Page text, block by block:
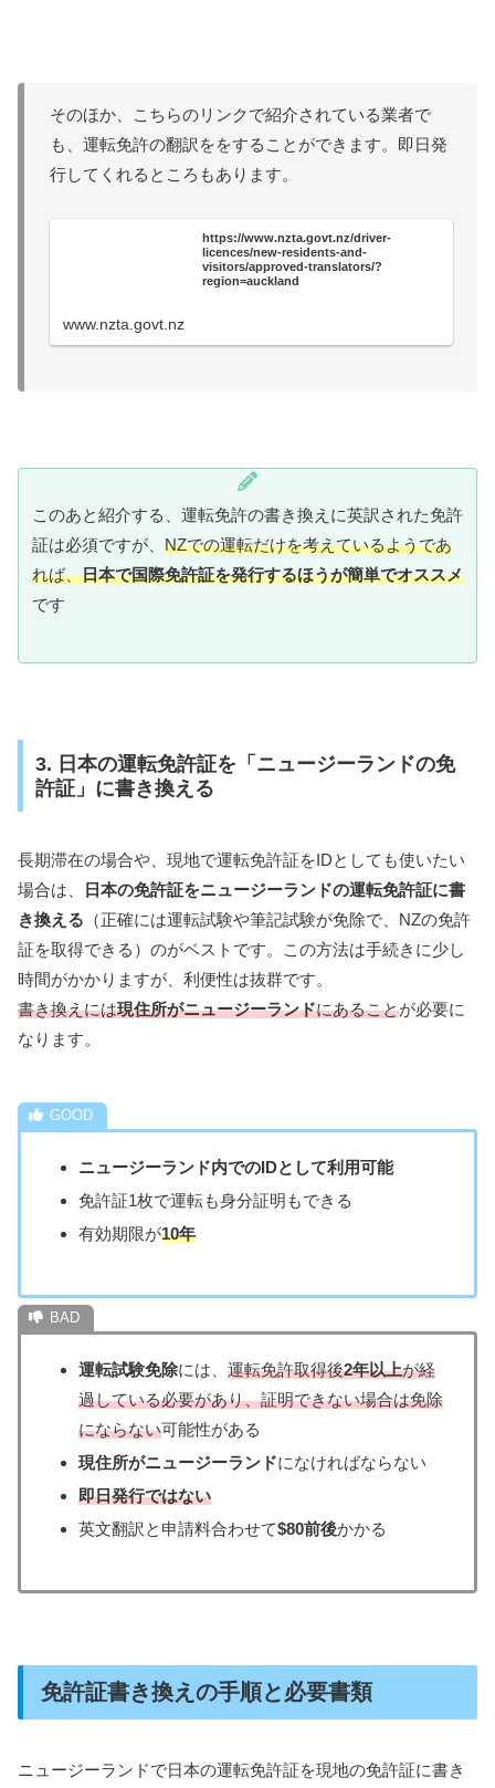
そのほか、こちらのリンクで紹介されている業者で
も、運転免許の翻訳ををすることができます。即日発
行してくれるところもあります。
https://www.nzta.govt.nz/driver-
licences/new-residents-and-
visitors/approved-translators/?
region=auckland
www.nzta.govt.nz
このあと紹介する、運転免許の書き換えに英訳された免許
証は必須ですが、 NZでの運転だけを考えているようであ
れば、日本で国際免許証を発行するほうが簡単でオススメ
です
3. 日本の運転免許証を「ニュージーランドの免
許証」に書き換える
長期滞在の場合や、現地で運転免許証をIDとしても使いたい
場合は、
日本の免許証をニュージーランドの運転免許証に書
き換える （正確には運転試験や筆記試験が免除で、NZの免許
証を取得できる）のがベストです。この方法は手続きに少し
時間がかかりますが、利便性は抜群です。
書き換えには現住所がニュージーランドにあることが必要に
なります。
ニュージーランド内でのIDとして利用可能
免許証1枚で運転も身分証明もできる
有効期限が10年
運転試験免除には、 運転免許取得後2年以上が経
過している必要があり、証明できない場合は免除
にならない可能性がある
現住所がニュージーランドになければならない
即日発行ではない
英文翻訳と申請料合わせて$80前後かかる
免許証書き換えの手順と必要書類
ニュージーランドで日本の運転免許証を現地の免許証に書き